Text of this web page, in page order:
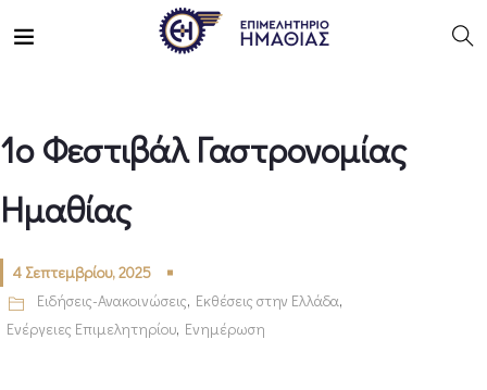
1ο Φεστιβάλ Γαστρονομίας
Ημαθίας
4 Σεπτεμβρίου, 2025
Ειδήσεις-Ανακοινώσεις, Εκθέσεις στην Ελλάδα,
Ενέργειες Επιμελητηρίου, Ενημέρωση